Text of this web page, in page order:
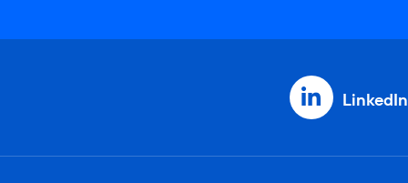
LinkedIn